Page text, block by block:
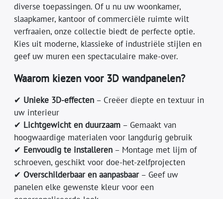
diverse toepassingen. Of u nu uw woonkamer,
slaapkamer, kantoor of commerciële ruimte wilt
verfraaien, onze collectie biedt de perfecte optie.
Kies uit moderne, klassieke of industriële stijlen en
geef uw muren een spectaculaire make-over.
Waarom kiezen voor 3D wandpanelen?
✔ Unieke 3D-effecten – Creëer diepte en textuur in
uw interieur
✔ Lichtgewicht en duurzaam – Gemaakt van
hoogwaardige materialen voor langdurig gebruik
✔ Eenvoudig te installeren – Montage met lijm of
schroeven, geschikt voor doe-het-zelfprojecten
✔ Overschilderbaar en aanpasbaar– Geef uw
panelen elke gewenste kleur voor een